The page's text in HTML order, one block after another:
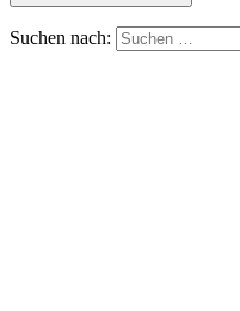
Suchen nach: